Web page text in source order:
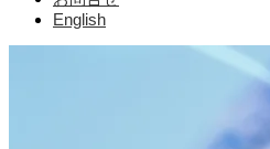
English